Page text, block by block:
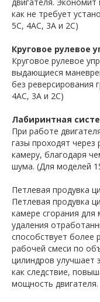
как не требует
5C, 4AC, 3A и 2C)
Круговое рулевое
Круговое рулевое
выдающиеся
без реверсирования
4AC, 3A и 2C)
Лабиринтная
При работе
газы проходят
камеру, благодаря
шума. (Для моделей
Петлевая продувка
Петлевая продувка
камере сгорания
удаления
способствует более
рабочей смеси по
цилиндров улучшает
как следствие,
мощность двигателя.